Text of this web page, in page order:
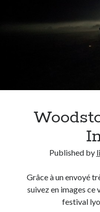
Published by
Grâce à un envoyé
suivez en images
festival